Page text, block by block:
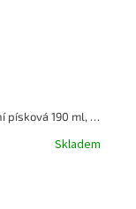
Hrnek CONNECT MONSTERA organic přírodní písková 190 ml, set 4 KOZIOL
Skladem